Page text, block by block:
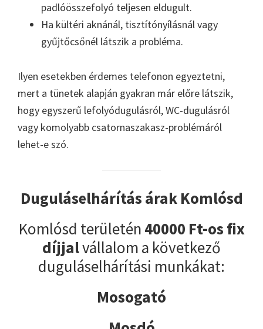
padlóösszefolyó teljesen eldugult.
Ha kültéri aknánál, tisztítónyílásnál vagy
gyűjtőcsőnél látszik a probléma.
Ilyen esetekben érdemes telefonon egyeztetni,
mert a tünetek alapján gyakran már előre látszik,
hogy egyszerű lefolyódugulásról, WC-dugulásról
vagy komolyabb csatornaszakasz-problémáról
lehet-e szó.
Duguláselhárítás árak Komlósd
Komlósd területén 40000 Ft-os fix
díjjalvállalom a következő
duguláselhárítási munkákat:
Mosogató